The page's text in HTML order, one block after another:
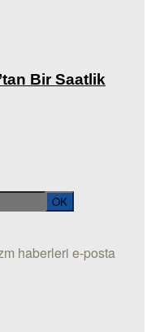
Bir Saatlik
haberleri e-posta